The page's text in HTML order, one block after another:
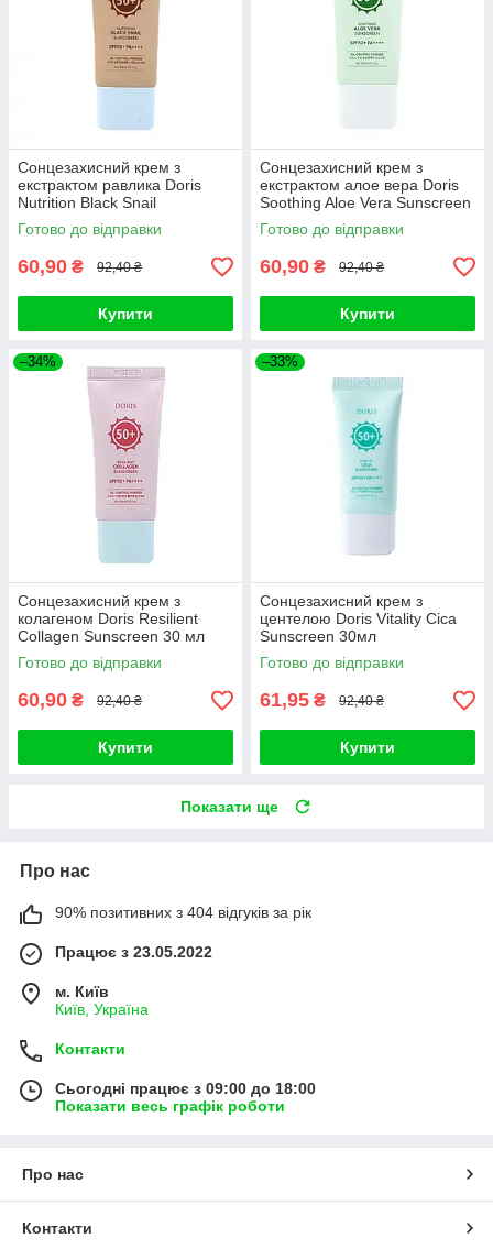
Сонцезахисний крем з
екстрактом равлика Doris
Nutrition Black Snail
Sunscreen 30мл
Готово до відправки
60,90 ₴ 92,40 ₴
Купити
Сонцезахисний крем з
екстрактом алое вера Doris
Soothing Aloe Vera Sunscreen
30мл
Готово до відправки
60,90 ₴ 92,40 ₴
Купити
–34%
Сонцезахисний крем з
колагеном Doris Resilient
Collagen Sunscreen 30 мл
Готово до відправки
60,90 ₴ 92,40 ₴
Купити
–33%
Сонцезахисний крем з
центелою Doris Vitality Cica
Sunscreen 30мл
Готово до відправки
61,95 ₴ 92,40 ₴
Купити
Показати ще
Про нас
90% позитивних з 404 відгуків за рік
Працює з 23.05.2022
м. Київ
Київ, Україна
Контакти
Сьогодні працює з 09:00 до 18:00
Показати весь графік роботи
Про нас
Контакти